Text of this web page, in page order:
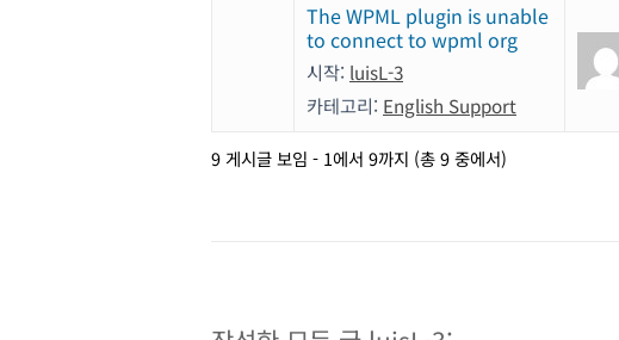
The WPML plugin is unable
to connect to wpml org
시작: luisL-3
카테고리: English Support
9 게시글 보임 - 1에서 9까지 (총 9 중에서)